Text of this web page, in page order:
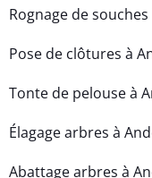
Rognage de
Pose de clôtures à
Tonte de pelouse à
Élagage arbres à
Abattage arbres à